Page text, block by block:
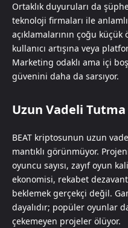
Ortaklık duyuruları da
teknoloji firmaları ile
açıklamalarının çoğu
kullanıcı artışına veya
Marketing odaklı ama içi
güvenini daha da sarsıyor.
Uzun Vadeli
BEAT kriptosunun uzun
mantıklı görünmüyor.
oyuncu sayısı, zayıf oyun
ekonomisi, rekabet
beklemek gerçekçi değil.
dayalıdır; popüler oyunlar
çekemeyen projeler ölüyor.